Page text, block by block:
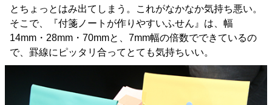
とちょっとはみ出てしまう。これがなかなか気持ち悪い。
そこで、『付箋ノートが作りやすいふせん』は、幅
14mm・28mm・70mmと、7mm幅の倍数でできているの
で、罫線にピッタリ合ってとても気持ちいい。